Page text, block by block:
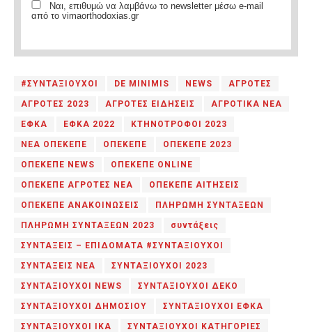
Ναι, επιθυμώ να λαμβάνω το newsletter μέσω e-mail
από το vimaorthodoxias.gr
#ΣΥΝΤΑΞΙΟΥΧΟΙ DE MINIMIS NEWS ΑΓΡΟΤΕΣ
ΑΓΡΟΤΕΣ 2023 ΑΓΡΟΤΕΣ ΕΙΔΗΣΕΙΣ ΑΓΡΟΤΙΚΑ ΝΕΑ
ΕΦΚΑ ΕΦΚΑ 2022 ΚΤΗΝΟΤΡΟΦΟΙ 2023
ΝΕΑ ΟΠΕΚΕΠΕ ΟΠΕΚΕΠΕ ΟΠΕΚΕΠΕ 2023
ΟΠΕΚΕΠΕ NEWS ΟΠΕΚΕΠΕ ONLINE
ΟΠΕΚΕΠΕ ΑΓΡΟΤΕΣ ΝΕΑ ΟΠΕΚΕΠΕ ΑΙΤΗΣΕΙΣ
ΟΠΕΚΕΠΕ ΑΝΑΚΟΙΝΩΣΕΙΣ ΠΛΗΡΩΜΗ ΣΥΝΤΑΞΕΩΝ
ΠΛΗΡΩΜΗ ΣΥΝΤΑΞΕΩΝ 2023 συντάξεις
ΣΥΝΤΑΞΕΙΣ – ΕΠΙΔΟΜΑΤΑ #ΣΥΝΤΑΞΙΟΥΧΟΙ
ΣΥΝΤΑΞΕΙΣ ΝΕΑ ΣΥΝΤΑΞΙΟΥΧΟΙ 2023
ΣΥΝΤΑΞΙΟΥΧΟΙ NEWS ΣΥΝΤΑΞΙΟΥΧΟΙ ΔΕΚΟ
ΣΥΝΤΑΞΙΟΥΧΟΙ ΔΗΜΟΣΙΟΥ ΣΥΝΤΑΞΙΟΥΧΟΙ ΕΦΚΑ
ΣΥΝΤΑΞΙΟΥΧΟΙ ΙΚΑ ΣΥΝΤΑΞΙΟΥΧΟΙ ΚΑΤΗΓΟΡΙΕΣ